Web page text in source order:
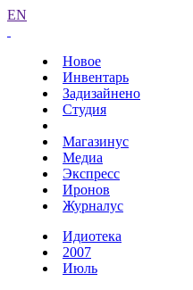
EN
Новое
Инвентарь
Задизайнено
Студия
Магазинус
Медиа
Экспресс
Иронов
Журналус
Идиотека
2007
Июль